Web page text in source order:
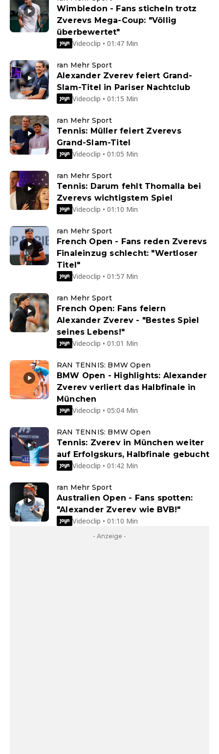
Wimbledon - Fans sticheln trotz
Zverevs Mega-Coup: "Völlig
überbewertet"
Videoclip • 01:47 Min
ran Mehr Sport
Alexander Zverev feiert Grand-
Slam-Titel in Pariser Nachtclub
Videoclip • 01:15 Min
ran Mehr Sport
Tennis: Müller feiert Zverevs
Grand-Slam-Titel
Videoclip • 01:05 Min
ran Mehr Sport
Tennis: Darum fehlt Thomalla bei
Zverevs wichtigstem Spiel
Videoclip • 01:10 Min
ran Mehr Sport
French Open - Fans reden Zverevs
Finaleinzug schlecht: "Wertloser
Titel"
Videoclip • 01:57 Min
ran Mehr Sport
French Open: Fans feiern
Alexander Zverev - "Bestes Spiel
seines Lebens!"
Videoclip • 01:01 Min
RAN TENNIS: BMW Open
BMW Open - Highlights: Alexander
Zverev verliert das Halbfinale in
München
Videoclip • 05:04 Min
RAN TENNIS: BMW Open
Tennis: Zverev in München weiter
auf Erfolgskurs, Halbfinale gebucht
Videoclip • 01:42 Min
ran Mehr Sport
Australien Open - Fans spotten:
"Alexander Zverev wie BVB!"
Videoclip • 01:10 Min
- Anzeige -